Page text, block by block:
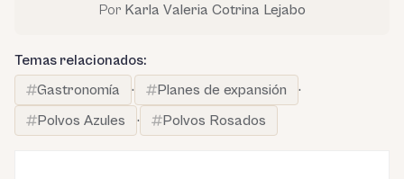
Por Karla Valeria Cotrina Lejabo
Temas relacionados:
Gastronomía
· Planes de expansión
·
Polvos Azules
· Polvos Rosados